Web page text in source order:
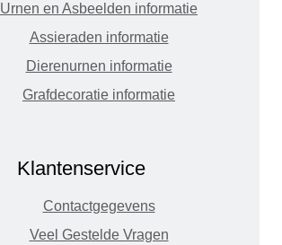
Urnen en Asbeelden informatie
Assieraden informatie
Dierenurnen informatie
Grafdecoratie informatie
Klantenservice
Contactgegevens
Veel Gestelde Vragen